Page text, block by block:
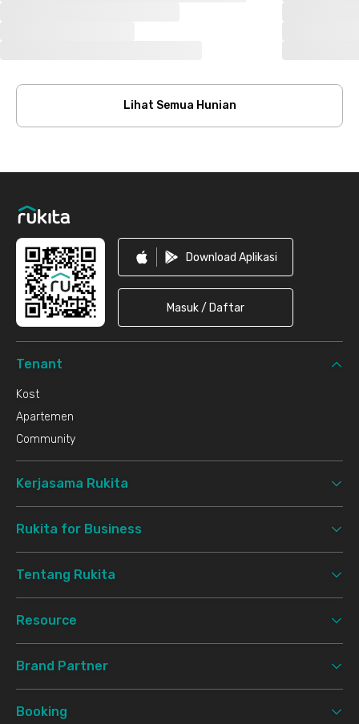
Lihat Semua Hunian
Download Aplikasi
Masuk / Daftar
Tenant
Kost
Apartemen
Community
Kerjasama Rukita
Rukita for Business
Tentang Rukita
Resource
Brand Partner
Booking